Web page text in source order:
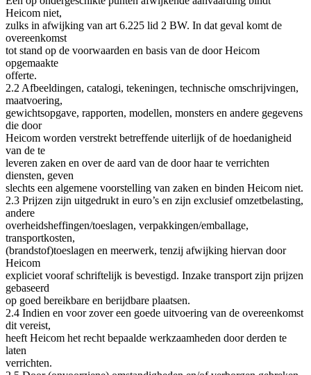
Heicom niet,
zulks in afwijking van art 6.225 lid 2 BW. In dat geval komt de
overeenkomst
tot stand op de voorwaarden en basis van de door Heicom
opgemaakte
offerte.
2.2 Afbeeldingen, catalogi, tekeningen, technische omschrijvingen,
maatvoering,
gewichtsopgave, rapporten, modellen, monsters en andere gegevens
die door
Heicom worden verstrekt betreffende uiterlijk of de hoedanigheid
van de te
leveren zaken en over de aard van de door haar te verrichten
diensten, geven
slechts een algemene voorstelling van zaken en binden Heicom niet.
2.3 Prijzen zijn uitgedrukt in euro’s en zijn exclusief omzetbelasting,
andere
overheidsheffingen/toeslagen, verpakkingen/emballage,
transportkosten,
(brandstof)toeslagen en meerwerk, tenzij afwijking hiervan door
Heicom
expliciet vooraf schriftelijk is bevestigd. Inzake transport zijn prijzen
gebaseerd
op goed bereikbare en berijdbare plaatsen.
2.4 Indien en voor zover een goede uitvoering van de overeenkomst
dit vereist,
heeft Heicom het recht bepaalde werkzaamheden door derden te
laten
verrichten.